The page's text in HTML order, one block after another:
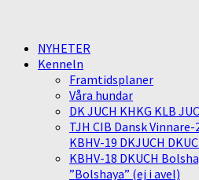
NYHETER
Kenneln
Framtidsplaner
Våra hundar
DK JUCH KHKG KLB
TJH CIB Dansk
KBHV-19 DKJUCH
KBHV-18 DKUCH
”Bolshaya” (ej i avel)